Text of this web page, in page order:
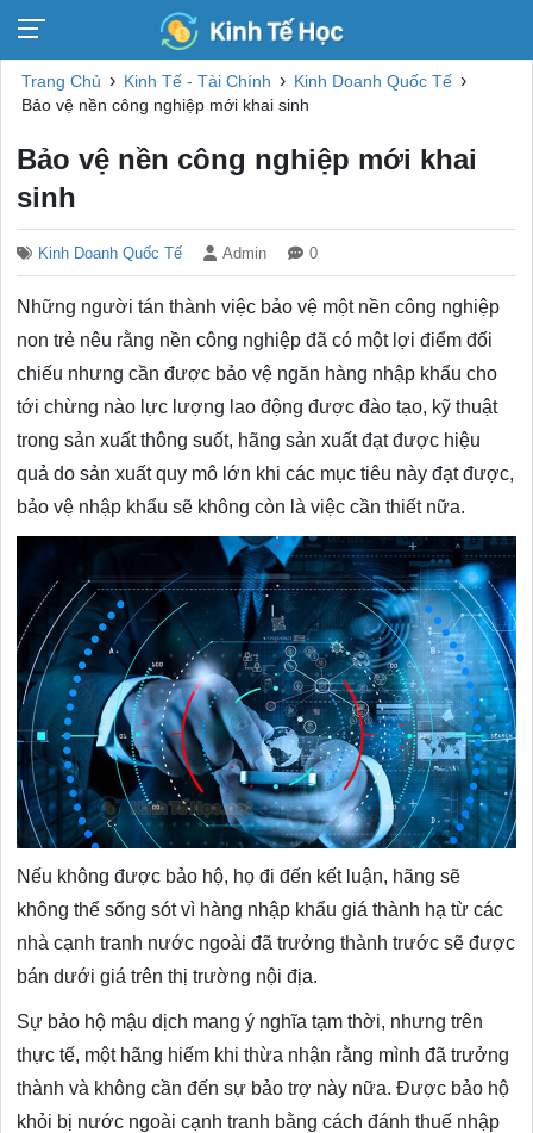
Trang Chủ › Kinh Tế - Tài Chính › Kinh Doanh Quốc Tế ›
Bảo vệ nền công nghiệp mới khai sinh
Bảo vệ nền công nghiệp mới khai
sinh
Kinh Doanh Quốc Tế Admin 0
Những người tán thành việc bảo vệ một nền công nghiệp
non trẻ nêu rằng nền công nghiệp đã có một lợi điểm đối
chiếu nhưng cần được bảo vệ ngăn hàng nhập khẩu cho
tới chừng nào lực lượng lao động được đào tạo, kỹ thuật
trong sản xuất thông suốt, hãng sản xuất đạt được hiệu
quả do sản xuất quy mô lớn khi các mục tiêu này đạt được,
bảo vệ nhập khẩu sẽ không còn là việc cần thiết nữa.
Nếu không được bảo hộ, họ đi đến kết luận, hãng sẽ
không thể sống sót vì hàng nhập khẩu giá thành hạ từ các
nhà cạnh tranh nước ngoài đã trưởng thành trước sẽ được
bán dưới giá trên thị trường nội địa.
Sự bảo hộ mậu dịch mang ý nghĩa tạm thời, nhưng trên
thực tế, một hãng hiếm khi thừa nhận rằng mình đã trưởng
thành và không cần đến sự bảo trợ này nữa. Được bảo hộ
khỏi bị nước ngoài cạnh tranh bằng cách đánh thuế nhập